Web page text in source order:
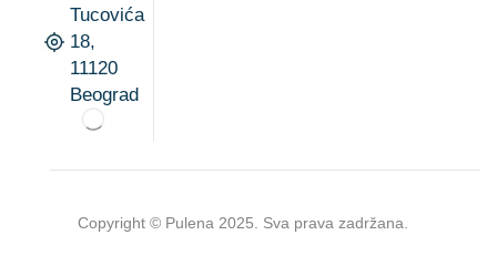
Tucovića
18,
11120
Beograd
Copyright © Pulena 2025. Sva prava zadržana.